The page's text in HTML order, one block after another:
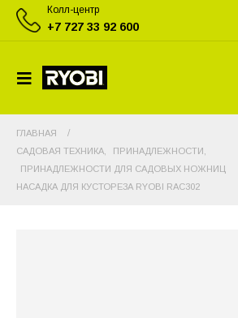
Колл-центр
+7 727 33 92 600
ГЛАВНАЯ
САДОВАЯ ТЕХНИКА
ПРИНАДЛЕЖНОСТИ
ПРИНАДЛЕЖНОСТИ ДЛЯ САДОВЫХ НОЖНИЦ
НАСАДКА ДЛЯ КУСТОРЕЗА RYOBI RAC302